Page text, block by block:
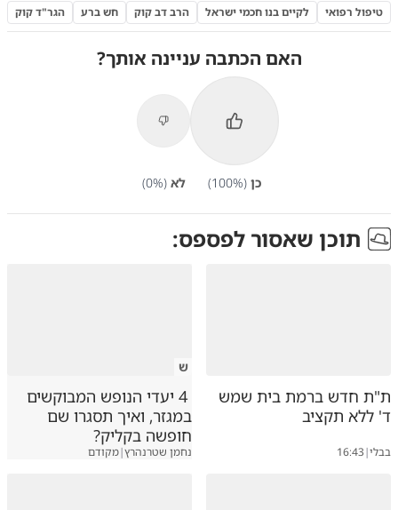
טיפול רפואי לקיים בנו חכמי ישראל הרב דב קוק חש ברע הגר"ד קוק
האם הכתבה עניינה אותך?
כן (
100%) לא (
0%)
תוכן שאסור לפספס:
ת"ת חדש ברמת בית שמש
ד' ללא תקציב
בבלי|
16:43
ש
4 יעדי הנופש המבוקשים
במגזר, ואיך תסגרו שם
חופשה בקליק?
נחמן שטרנהרץ|מקודם